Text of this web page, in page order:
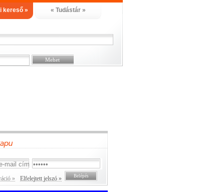
kereső » « Tudástár »
» Elfelejtett jelszó »